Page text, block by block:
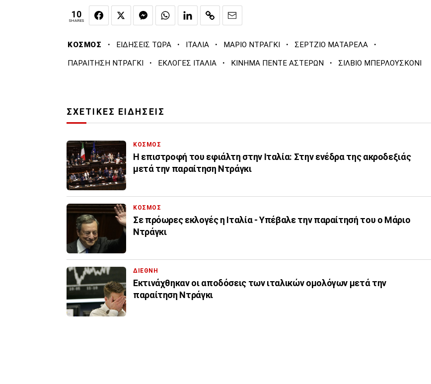
10
SHARES
ΚΟΣΜΟΣ · ΕΙΔΗΣΕΙΣ ΤΩΡΑ · ΙΤΑΛΙΑ · ΜΑΡΙΟ ΝΤΡΑΓΚΙ · ΣΕΡΤΖΙΟ ΜΑΤΑΡΕΛΑ ·
ΠΑΡΑΙΤΗΣΗ ΝΤΡΑΓΚΙ · ΕΚΛΟΓΕΣ ΙΤΑΛΙΑ · ΚΙΝΗΜΑ ΠΕΝΤΕ ΑΣΤΕΡΩΝ · ΣΙΛΒΙΟ ΜΠΕΡΛΟΥΣΚΟΝΙ
ΣΧΕΤΙΚΕΣ ΕΙΔΗΣΕΙΣ
ΚΟΣΜΟΣ
Η επιστροφή του εφιάλτη στην Ιταλία: Στην ενέδρα της ακροδεξιάς
μετά την παραίτηση Ντράγκι
ΚΟΣΜΟΣ
Σε πρόωρες εκλογές η Ιταλία - Υπέβαλε την παραίτησή του ο Μάριο
Ντράγκι
ΔΙΕΘΝΗ
Εκτινάχθηκαν οι αποδόσεις των ιταλικών ομολόγων μετά την
παραίτηση Ντράγκι